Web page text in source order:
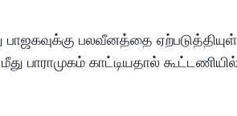
பாஜகவுக்கு பலவீனத்தை
பாராமுகம் காட்டியதால்